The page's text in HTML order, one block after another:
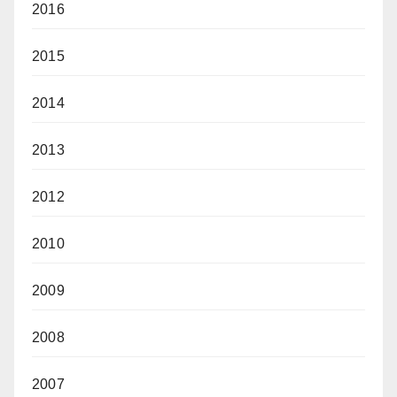
2016
2015
2014
2013
2012
2010
2009
2008
2007